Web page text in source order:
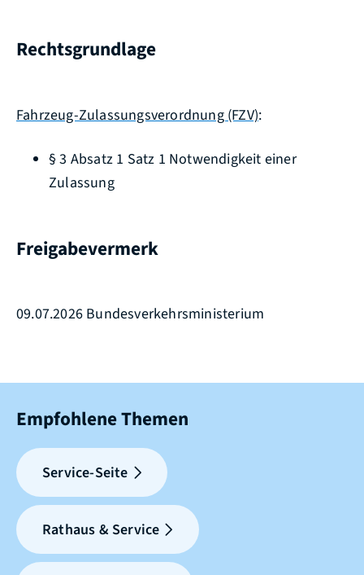
Rechtsgrundlage
Fahrzeug-Zulassungsverordnung (FZV):
§ 3 Absatz 1 Satz 1 Notwendigkeit einer
Zulassung
Freigabevermerk
09.07.2026 Bundesverkehrsministerium
Empfohlene Themen
Service-Seite
Rathaus & Service